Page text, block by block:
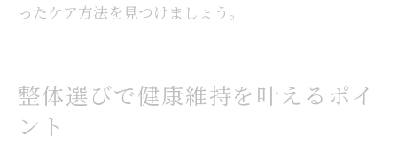
ったケア方法を見つけましょう。
整体選びで健康維持を叶えるポイ
ント